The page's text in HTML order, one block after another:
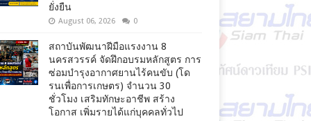
ยั่งยืน
August 06, 2026 0
สถาบันพัฒนาฝีมือแรงงาน 8
นครสวรรค์ จัดฝึกอบรมหลักสูตร การ
ซ่อมบำรุงอากาศยานไร้คนขับ (โด
รนเพื่อการเกษตร) จำนวน 30
ชั่วโมง เสริมทักษะอาชีพ สร้าง
โอกาส เพิ่มรายได้แก่บุคคลทั่วไป